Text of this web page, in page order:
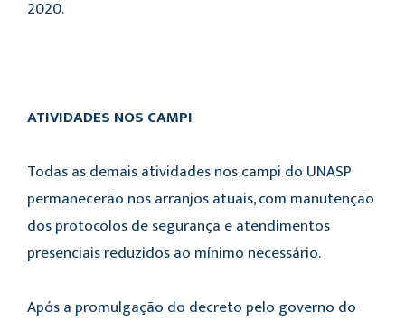
2020.
ATIVIDADES NOS CAMPI
Todas as demais atividades nos campi do UNASP
permanecerão nos arranjos atuais, com manutenção
dos protocolos de segurança e atendimentos
presenciais reduzidos ao mínimo necessário.
Após a promulgação do decreto pelo governo do